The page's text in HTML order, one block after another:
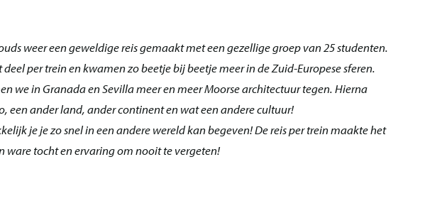
weer een geweldige reis gemaakt met een gezellige groep van 25 studenten.
per trein en kwamen zo beetje bij beetje meer in de Zuid-Europese sferen.
we in Granada en Sevilla meer en meer Moorse architectuur tegen. Hierna
een ander land, ander continent en wat een andere cultuur!
je je zo snel in een andere wereld kan begeven! De reis per trein maakte het
tocht en ervaring om nooit te vergeten!